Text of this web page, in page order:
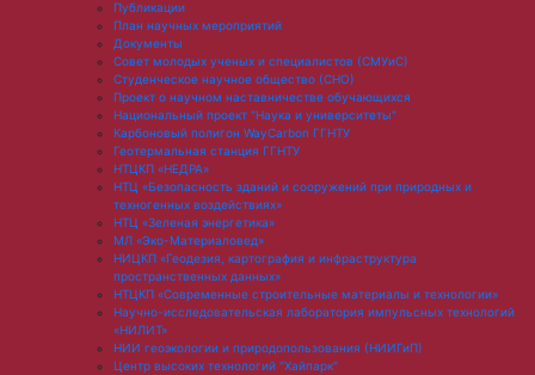
Публикации
План научныx мероприятий
Документы
Совет молодых ученых и специалистов (СМУиС)
Студенческое научное общество (СНО)
Проект о научном наставничестве обучающихся
Национальный проект "Наука и университеты"
Карбоновый полигон WayCarbon ГГНТУ
Геотермальная станция ГГНТУ
НТЦКП «НЕДРА»
НТЦ «Безопасность зданий и сооружений при природных и
техногенных воздействиях»
НТЦ «Зеленая энергетика»
МЛ «Эко-Материаловед»
НИЦКП «Геодезия, картография и инфраструктура
пространственных данных»
НТЦКП «Современные строительные материалы и технологии»
Научно-исследовательская лаборатория импульсных технологий
«НИЛИТ»
НИИ геоэкологии и природопользования (НИИГиП)
Центр высоких технологий "Хайпарк"